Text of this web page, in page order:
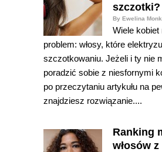
szczotki?
By Ewelina
Wiele kobiet
problem: włosy, które
szczotkowaniu. Jeżeli i ty nie
poradzić sobie z niesfornymi
po przeczytaniu artykułu na
znajdziesz rozwiązanie....
Ranking
włosów